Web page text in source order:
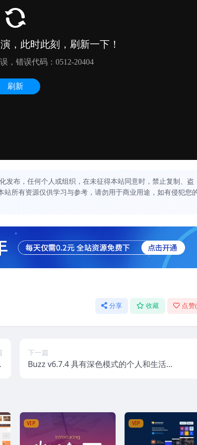
发布，任何个人或组织，在未征得本站同意时，禁止复制、盗
所有资源仅供学习与参考，请勿用于商业用途，如有侵犯您
分享 收藏 点赞(
下一篇
Buzz v6.7.4 具有深色模式的个人和生活
VIP VIP